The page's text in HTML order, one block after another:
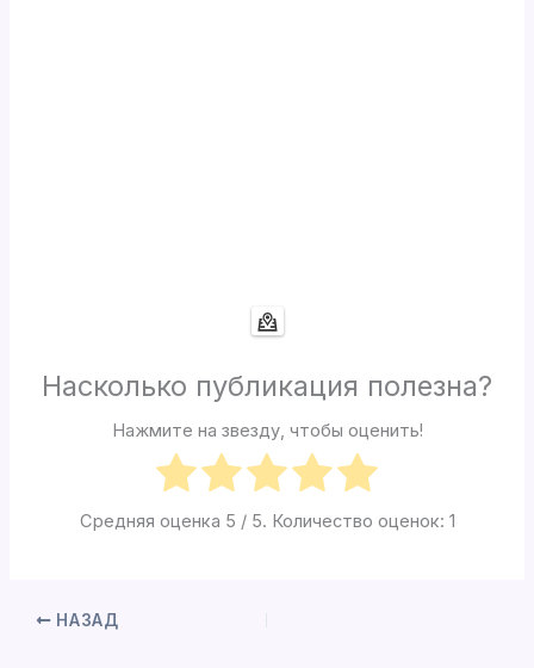
Насколько публикация полезна?
Нажмите на звезду, чтобы оценить!
Средняя оценка 5 / 5. Количество оценок: 1
НАЗАД